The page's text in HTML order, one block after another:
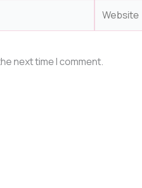
next time I comment.